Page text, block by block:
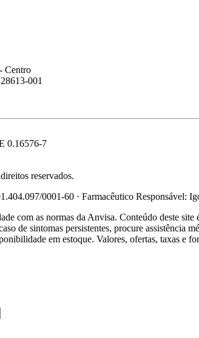
Centro
001
0.16576-7
reservados.
0001-60 · Farmacêutico Responsável:
com as normas da Anvisa. Conteúdo deste
de sintomas persistentes, procure assistência
em estoque. Valores, ofertas, taxas e